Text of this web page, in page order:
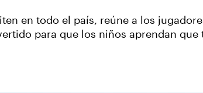
en todo el país, reúne a los
para que los niños aprendan que